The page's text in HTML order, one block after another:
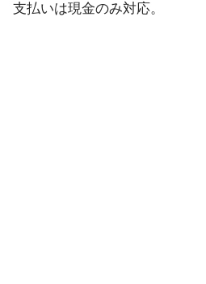
支払いは現金のみ対応。